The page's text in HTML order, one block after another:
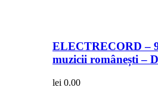
ELECTRECORD –
muzicii românești –
lei 0.00